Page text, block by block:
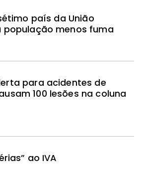
país da União
população menos fuma
para acidentes de
100 lesões na coluna
ao IVA